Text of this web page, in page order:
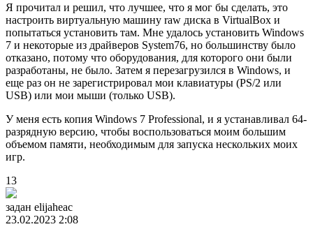
Я прочитал и решил, что лучшее, что я мог бы сделать, это
настроить виртуальную машину raw диска в VirtualBox и
попытаться установить там. Мне удалось установить Windows
7 и некоторые из драйверов System76, но большинству было
отказано, потому что оборудования, для которого они были
разработаны, не было. Затем я перезагрузился в Windows, и
еще раз он не зарегистрировал мои клавиатуры (PS/2 или
USB) или мои мыши (только USB).
У меня есть копия Windows 7 Professional, и я устанавливал 64-
разрядную версию, чтобы воспользоваться моим большим
объемом памяти, необходимым для запуска нескольких моих
игр.
13
задан elijaheac
23.02.2023 2:08